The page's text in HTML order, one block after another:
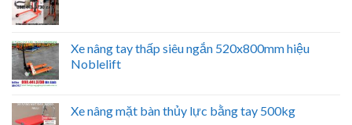
Xe nâng tay thấp siêu ngắn 520x800mm hiệu
Noblelift
Xe nâng mặt bàn thủy lực bằng tay 500kg